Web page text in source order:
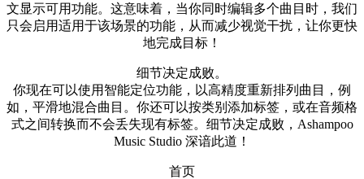
文显示可用功能。这意味着，当你同时编辑多个曲目时，我们
只会启用适用于该场景的功能，从而减少视觉干扰，让你更快
地完成目标！
细节决定成败。
你现在可以使用智能定位功能，以高精度重新排列曲目，例
如，平滑地混合曲目。你还可以按类别添加标签，或在音频格
式之间转换而不会丢失现有标签。细节决定成败，Ashampoo
Music Studio 深谙此道！
首页